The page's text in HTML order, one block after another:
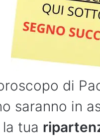
di
saranno in
tua